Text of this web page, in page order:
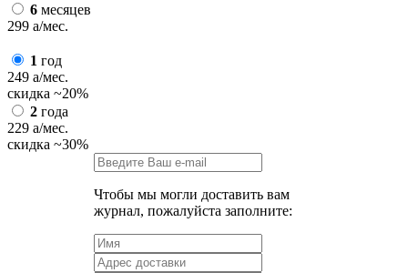
6 месяцев
299 a/мес.
1 год
249 a/мес.
скидка ~20%
2 года
229 a/мес.
скидка ~30%
Чтобы мы могли доставить вам
журнал, пожалуйста заполните: